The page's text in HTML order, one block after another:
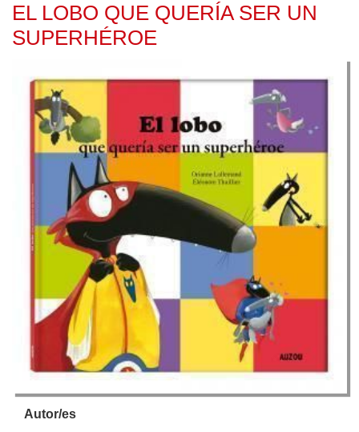
EL LOBO QUE QUERÍA SER UN
SUPERHÉROE
Autor/es